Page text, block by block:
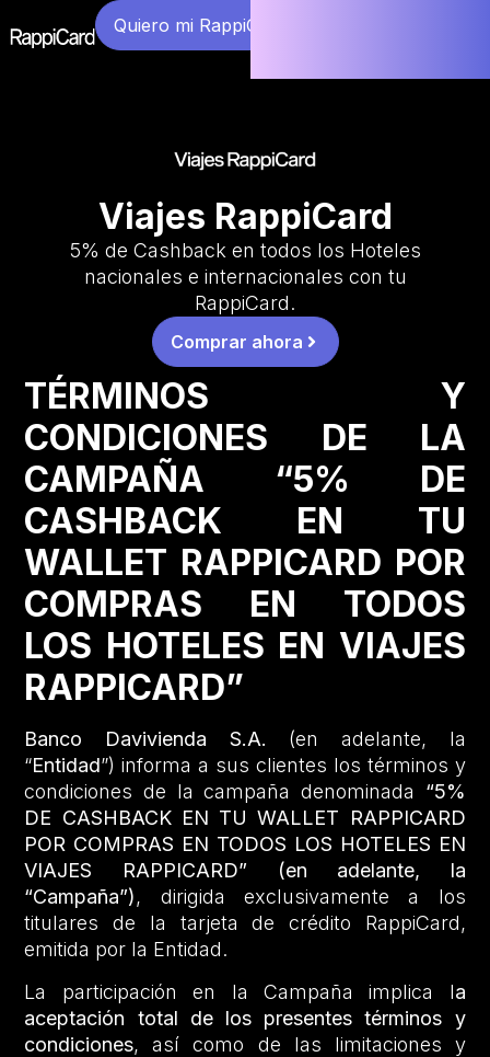
Quiero mi RappiCard
Viajes RappiCard
5% de Cashback en todos los Hoteles
nacionales e internacionales con tu
RappiCard.
Comprar ahora
TÉRMINOS Y
CONDICIONES DE LA
CAMPAÑA “5% DE
CASHBACK EN TU
WALLET RAPPICARD POR
COMPRAS EN TODOS
LOS HOTELES EN VIAJES
RAPPICARD”
Banco Davivienda S.A. (en adelante, la
“Entidad”) informa a sus clientes los términos y
condiciones de la campaña denominada “5%
DE CASHBACK EN TU WALLET RAPPICARD
POR COMPRAS EN TODOS LOS HOTELES EN
VIAJES RAPPICARD” (en adelante, la
“Campaña”), dirigida exclusivamente a los
titulares de la tarjeta de crédito RappiCard,
emitida por la Entidad.
La participación en la Campaña implica la
aceptación total de los presentes términos y
condiciones, así como de las limitaciones y